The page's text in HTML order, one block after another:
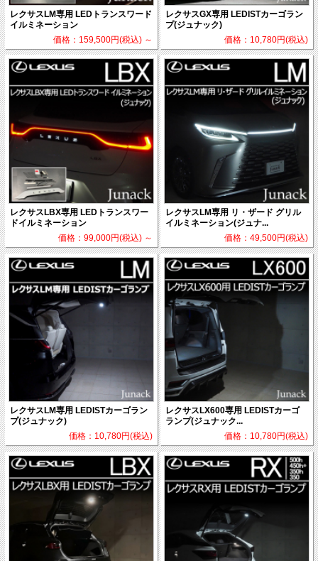
レクサスLM専用 LEDトランスワード
イルミネーション
価格：159,500円(税込) ～
レクサスGX専用 LEDISTカーゴラン
プ(ジュナック)
価格：10,780円(税込)
レクサスLBX専用 LEDトランスワー
ドイルミネーション
価格：99,000円(税込) ～
レクサスLM専用 リ・ザード グリル
イルミネーション(ジュナ...
価格：49,500円(税込)
レクサスLM専用 LEDISTカーゴラン
プ(ジュナック)
価格：10,780円(税込)
レクサスLX600専用 LEDISTカーゴ
ランプ(ジュナック...
価格：10,780円(税込)